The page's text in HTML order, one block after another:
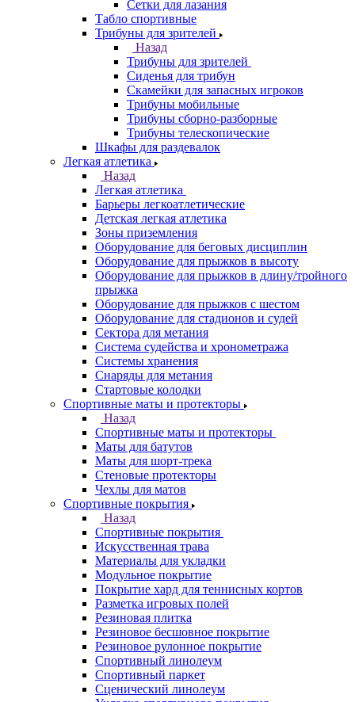
Сетки для лазания
Табло спортивные
Трибуны для зрителей
Назад
Трибуны для зрителей
Сиденья для трибун
Скамейки для запасных игроков
Трибуны мобильные
Трибуны сборно-разборные
Трибуны телескопические
Шкафы для раздевалок
Легкая атлетика
Назад
Легкая атлетика
Барьеры легкоатлетические
Детская легкая атлетика
Зоны приземления
Оборудование для беговых дисциплин
Оборудование для прыжков в высоту
Оборудование для прыжков в длину/тройного
прыжка
Оборудование для прыжков с шестом
Оборудование для стадионов и судей
Сектора для метания
Система судейства и хронометража
Системы хранения
Снаряды для метания
Стартовые колодки
Спортивные маты и протекторы
Назад
Спортивные маты и протекторы
Маты для батутов
Маты для шорт-трека
Стеновые протекторы
Чехлы для матов
Спортивные покрытия
Назад
Спортивные покрытия
Искусственная трава
Материалы для укладки
Модульное покрытие
Покрытие хард для теннисных кортов
Разметка игровых полей
Резиновая плитка
Резиновое бесшовное покрытие
Резиновое рулонное покрытие
Спортивный линолеум
Спортивный паркет
Сценический линолеум